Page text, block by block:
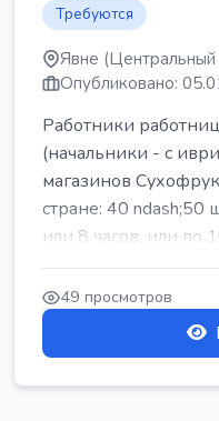
Требуются
Явне (Центральный
Опубликовано:
Работники
(начальники - с
магазинов
стране: 40 ndash;50
или 8 часов, или по
49 просмотров